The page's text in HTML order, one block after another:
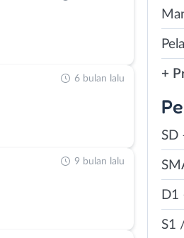
6 bulan lalu
9 bulan lalu
+
SD
D1
S1